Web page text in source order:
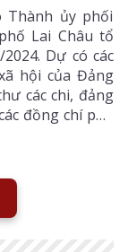
Thành ủy phối
Lai Châu tổ
Dự có các
hội của Đảng
các chi, đảng
đồng chí phụ